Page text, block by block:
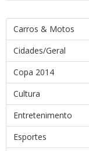
Carros & Motos
Cidades/Geral
Copa 2014
Cultura
Entretenimento
Esportes